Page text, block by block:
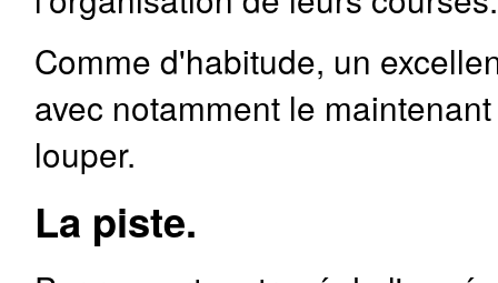
Comme d'habitude, un
avec notamment le
louper.
La piste.